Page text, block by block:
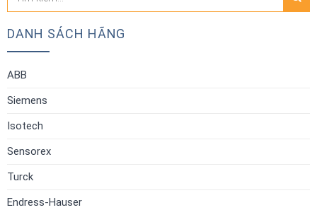
DANH SÁCH HÃNG
ABB
Siemens
Isotech
Sensorex
Turck
Endress-Hauser